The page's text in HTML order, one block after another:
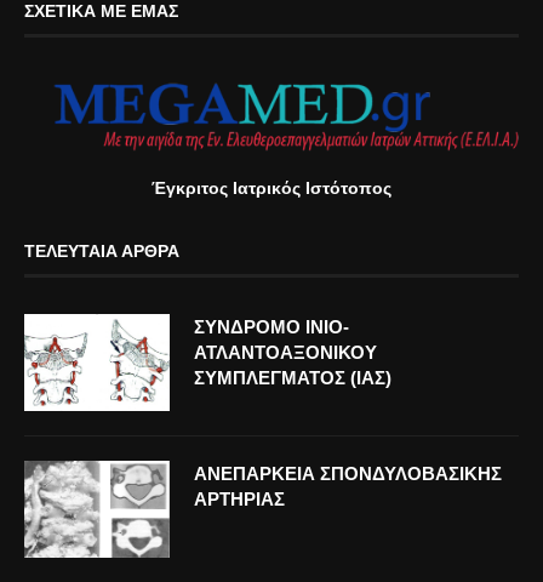
ΣΧΕΤΙΚΆ ΜΕ ΕΜΆΣ
Έγκριτος Ιατρικός Ιστότοπος
ΤΕΛΕΥΤΑΊΑ ΆΡΘΡΑ
ΣΥΝΔΡΟΜΟ ΙΝΙΟ-
ΑΤΛΑΝΤΟΑΞΟΝΙΚΟΥ
ΣΥΜΠΛΕΓΜΑΤΟΣ (ΙΑΣ)
ΑΝΕΠΑΡΚΕΙΑ ΣΠΟΝΔΥΛΟΒΑΣΙΚΗΣ
ΑΡΤΗΡΙΑΣ